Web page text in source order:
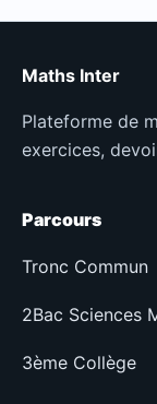
Maths Inter
Plateforme de
exercices,
Parcours
Tronc Commun
2Bac Sciences
3ème Collège